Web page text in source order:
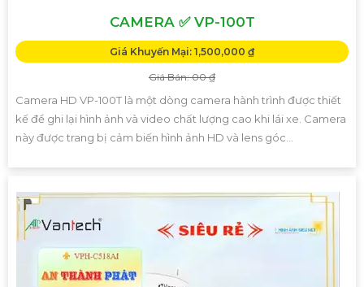
CAMERA ✅ VP-100T
Giá Khuyến Mại: 1,500,000 ₫
Giá Bán: 00 ₫
Camera HD VP-100T là một dòng camera hành trình được thiết
kế để ghi lại hình ảnh và video chất lượng cao khi lái xe. Camera
này được trang bị cảm biến hình ảnh HD và lens góc...